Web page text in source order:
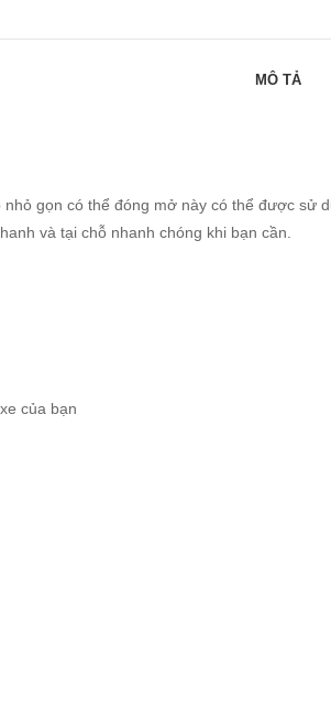
MÔ TẢ
gọn có thể đóng mở này có thể được sử
và tại chỗ nhanh chóng khi bạn cần.
của bạn